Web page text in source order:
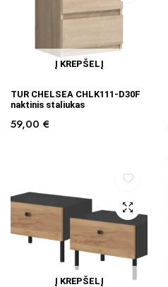
Į KREPŠELĮ
TUR CHELSEA CHLK111-D30F
naktinis staliukas
59,00 €
Į KREPŠELĮ